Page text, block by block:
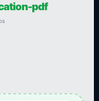
pdf